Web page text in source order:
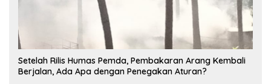
Setelah Rilis Humas Pemda, Pembakaran Arang Kembali
Berjalan, Ada Apa dengan Penegakan Aturan?